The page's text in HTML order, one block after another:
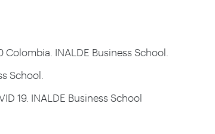
INALDE Business School.
School.
19. INALDE Business School